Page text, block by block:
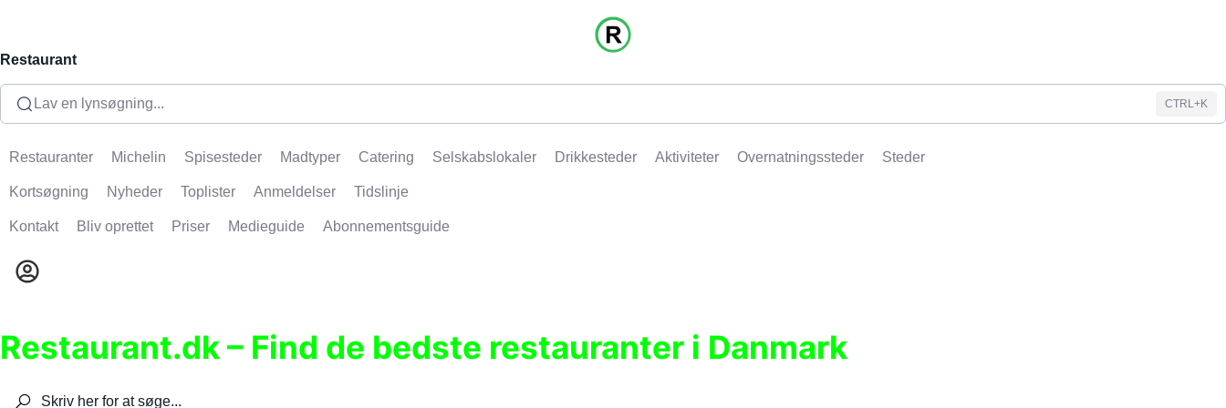
Restaurant
Lav en lynsøgning... CTRL+K
Restauranter Michelin Spisesteder Madtyper Catering Selskabslokaler Drikkesteder Aktiviteter Overnatningssteder Steder
Kortsøgning Nyheder Toplister Anmeldelser Tidslinje
Kontakt Bliv oprettet Priser Medieguide Abonnementsguide
Restaurant.dk – Find de bedste restauranter i Danmark